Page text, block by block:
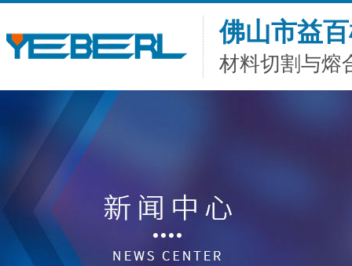
佛山市益
材料切割与熔